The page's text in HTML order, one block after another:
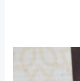
Mesir